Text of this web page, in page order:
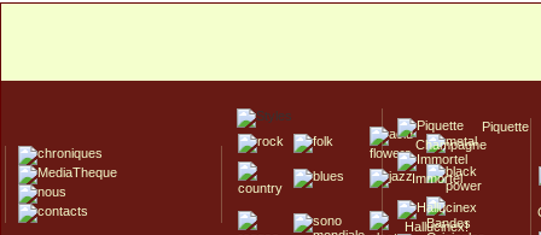
Piquette
Champagne
Immortel
Hallucinex!